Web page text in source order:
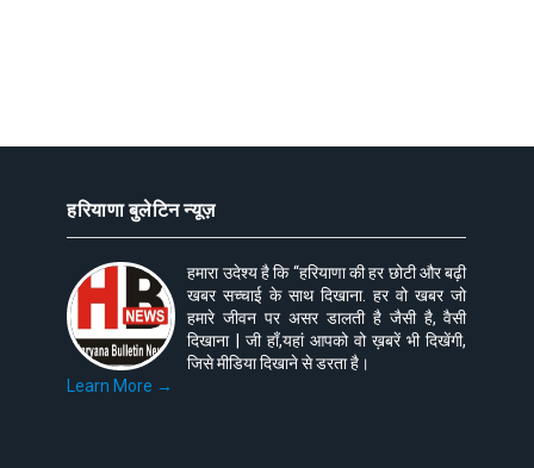
हरियाणा बुलेटिन न्यूज़
हमारा उदेश्य है कि “हरियाणा की हर छोटी और बढ़ी
खबर सच्चाई के साथ दिखाना. हर वो खबर जो
हमारे जीवन पर असर डालती है जैसी है, वैसी
दिखाना | जी हाँ,यहां आपको वो ख़बरें भी दिखेंगी,
जिसे मीडिया दिखाने से डरता है।
Learn More →